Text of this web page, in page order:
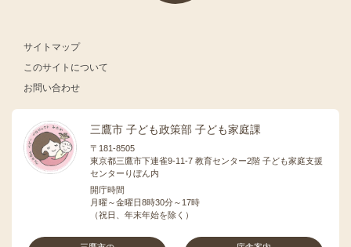
サイトマップ
このサイトについて
お問い合わせ
三鷹市 子ども政策部 子ども家庭課
〒181-8505
東京都三鷹市下連雀9-11-7 教育センター2階 子ども家庭支援
センターりぼん内
開庁時間
月曜～金曜日8時30分～17時
（祝日、年末年始を除く）